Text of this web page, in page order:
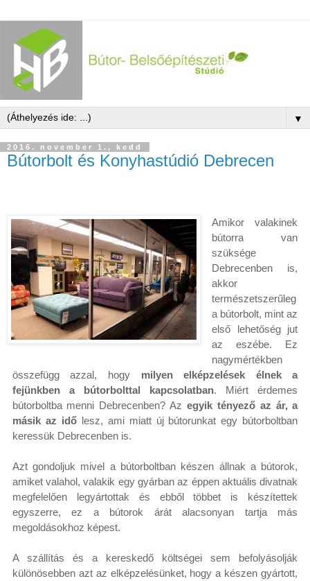
▼
2016. november 1., kedd
Bútorbolt és Konyhastúdió Debrecen
Amikor valakinek
bútorra van
szüksége
Debrecenben is,
akkor
természetszerűleg
a bútorbolt, mint az
első lehetőség jut
az eszébe. Ez
nagymértékben
összefügg azzal, hogy milyen elképzelések élnek a
fejünkben a bútorbolttal kapcsolatban. Miért érdemes
bútorboltba menni Debrecenben? Az egyik tényező az ár, a
másik az időlesz, ami miatt új bútorunkat egy bútorboltban
keressük Debrecenben is.
Azt gondoljuk mivel a bútorboltban készen állnak a bútorok,
amiket valahol, valakik egy gyárban az éppen aktuális divatnak
megfelelően legyártottak és ebből többet is készítettek
egyszerre, ez a bútorok árát alacsonyan tartja más
megoldásokhoz képest.
A szállítás és a kereskedő költségei sem befolyásolják
különösebben azt az elképzelésünket, hogy a készen gyártott,